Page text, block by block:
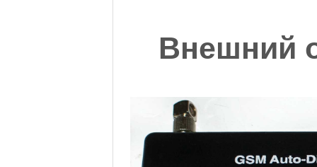
Внешний